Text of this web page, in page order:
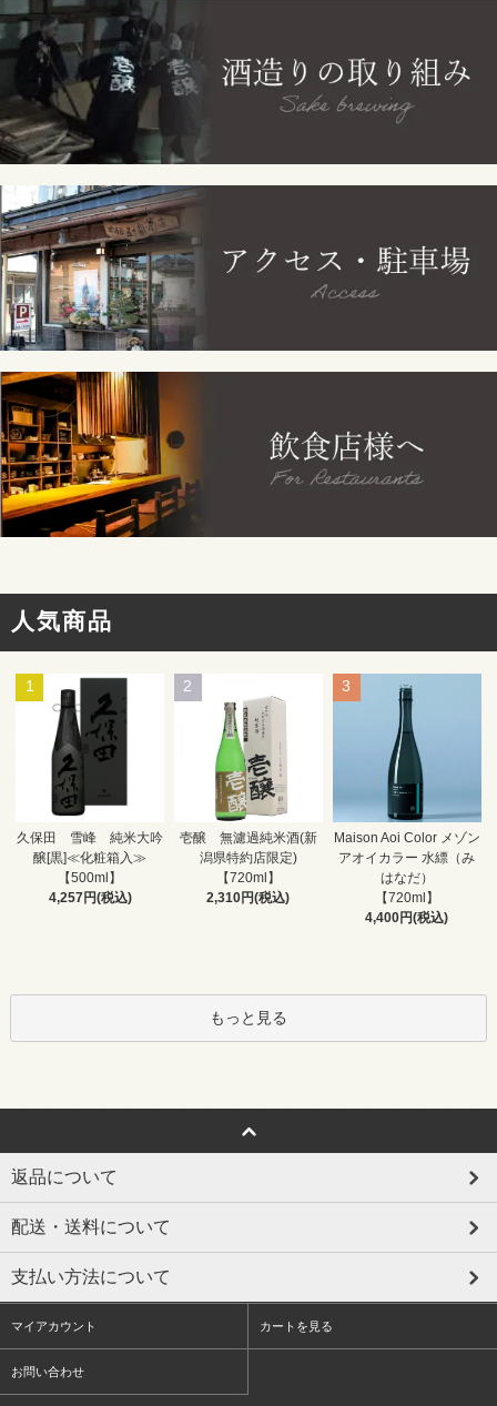
人気商品
1
久保田 雪峰 純米大吟
醸[黒]≪化粧箱入≫
【500ml】
4,257円(税込)
2
壱醸 無濾過純米酒(新
潟県特約店限定)
【720ml】
2,310円(税込)
3
Maison Aoi Color メゾン
アオイカラー 水縹（み
はなだ）
【720ml】
4,400円(税込)
もっと見る
返品について
配送・送料について
支払い方法について
マイアカウント カートを見る
お問い合わせ